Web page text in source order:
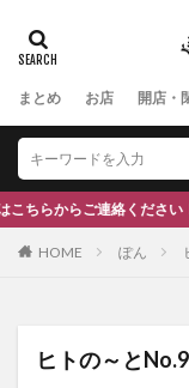
まとめ お店 開店・
！
HOME ぽん
ヒトの～と
タグ
#ふくの里
南砺市、蕎麦
スキー場
#
ひーちゃん